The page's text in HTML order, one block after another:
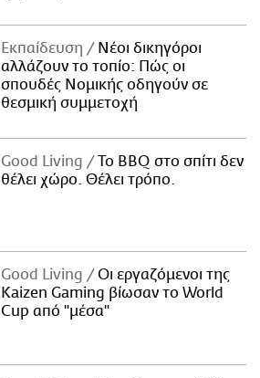
Εκπαίδευση
Νέοι δικηγόροι
αλλάζουν το τοπίο: Πώς οι
σπουδές Νομικής οδηγούν σε
θεσμική συμμετοχή
Good Living
Το BBQ στο σπίτι δεν
θέλει χώρο. Θέλει τρόπο.
Good Living
Οι εργαζόμενοι της
Kaizen Gaming βίωσαν το World
Cup από "μέσα"